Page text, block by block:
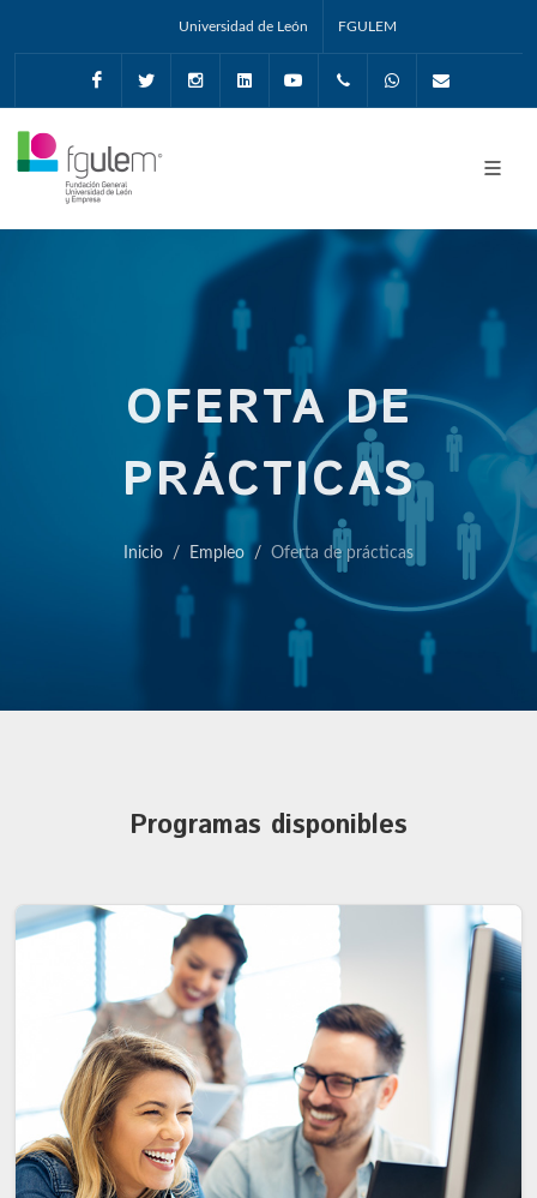
Universidad de León FGULEM
FacebookTwitter InstagramLinkedin Youtube +34987291651
Whatsapp
OFERTA DE
PRÁCTICAS
Inicio Empleo Oferta de prácticas
Programas disponibles